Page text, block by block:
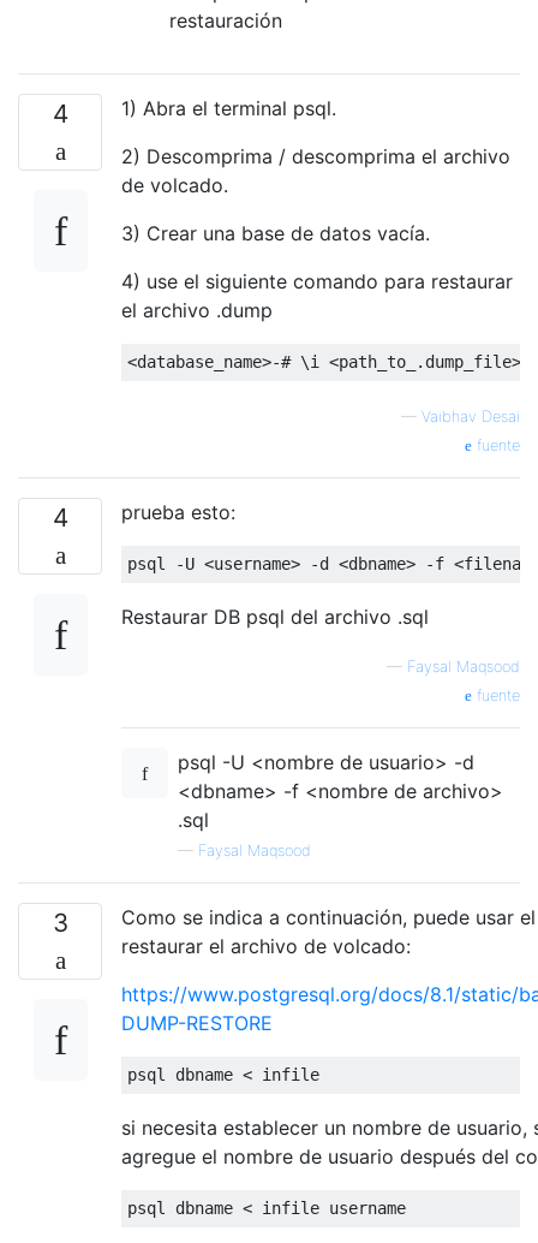
restauración
4
1) Abra el terminal psql.
2) Descomprima / descomprima el archivo
de volcado.
3) Crear una base de datos vacía.
4) use el siguiente comando para restaurar
el archivo .dump
<database_name>-# \i <path_to_ . dump_file>
— Vaibhav Desai
fuente
4 prueba esto:
psql -U <username> -d <dbname> -f <
Restaurar DB psql del archivo .sql
— Faysal Maqsood
fuente
psql -U <nombre de usuario> -d
<dbname> -f <nombre de archivo>
.sql
— Faysal Maqsood
3
Como se indica a continuación, puede usar
restaurar el archivo de volcado:
https://www.postgresql.org/docs/8.1/static/
DUMP-RESTORE
psql dbname < infile
si necesita establecer un nombre de usuario,
agregue el nombre de usuario después del
psql dbname < infile username